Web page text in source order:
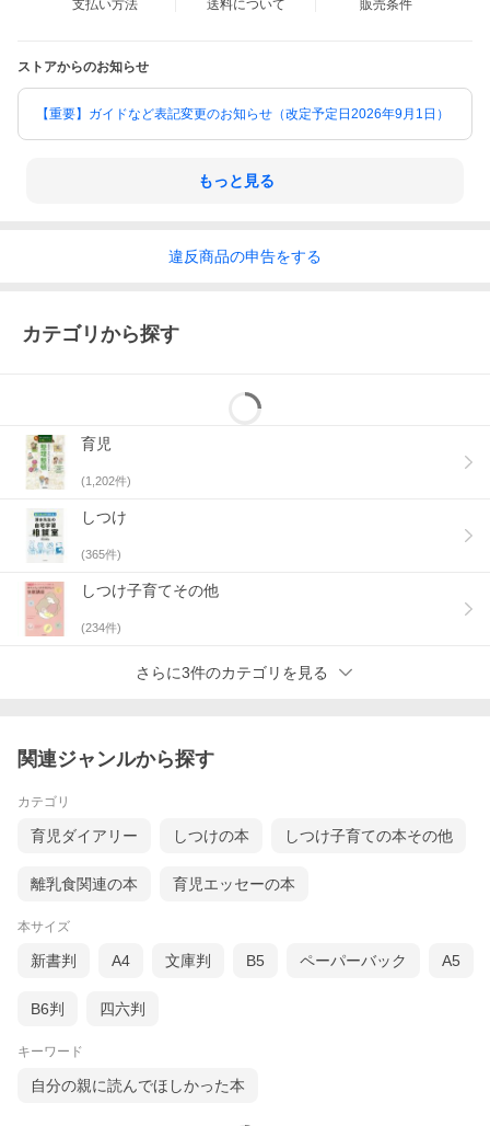
支払い方法 送料について 販売条件
ストアからのお知らせ
【重要】ガイドなど表記変更のお知らせ（改定予定日2026年9月1日）
もっと見る
違反商品の申告をする
カテゴリから探す
育児
(1,202件)
しつけ
(365件)
しつけ子育てその他
(234件)
さらに3件のカテゴリを見る
関連ジャンルから探す
カテゴリ
育児ダイアリー しつけの本 しつけ子育ての本その他
離乳食関連の本 育児エッセーの本
本サイズ
新書判 A4 文庫判 B5 ペーパーバック A5
B6判 四六判
キーワード
自分の親に読んでほしかった本